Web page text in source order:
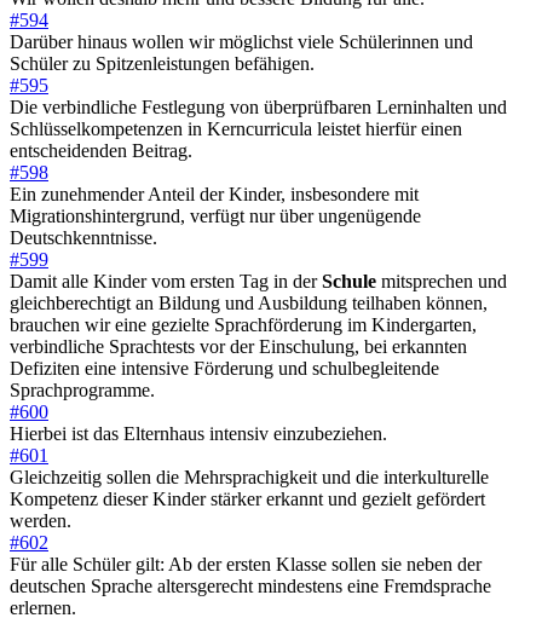
#594
Darüber hinaus wollen wir möglichst viele Schülerinnen und
Schüler zu Spitzenleistungen befähigen.
#595
Die verbindliche Festlegung von überprüfbaren Lerninhalten und
Schlüsselkompetenzen in Kerncurricula leistet hierfür einen
entscheidenden Beitrag.
#598
Ein zunehmender Anteil der Kinder, insbesondere mit
Migrationshintergrund, verfügt nur über ungenügende
Deutschkenntnisse.
#599
Damit alle Kinder vom ersten Tag in derSchule mitsprechen und
gleichberechtigt an Bildung und Ausbildung teilhaben können,
brauchen wir eine gezielte Sprachförderung im Kindergarten,
verbindliche Sprachtests vor der Einschulung, bei erkannten
Defiziten eine intensive Förderung und schulbegleitende
Sprachprogramme.
#600
Hierbei ist das Elternhaus intensiv einzubeziehen.
#601
Gleichzeitig sollen die Mehrsprachigkeit und die interkulturelle
Kompetenz dieser Kinder stärker erkannt und gezielt gefördert
werden.
#602
Für alle Schüler gilt: Ab der ersten Klasse sollen sie neben der
deutschen Sprache altersgerecht mindestens eine Fremdsprache
erlernen.